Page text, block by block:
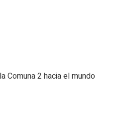
Comuna 2 hacia el mundo